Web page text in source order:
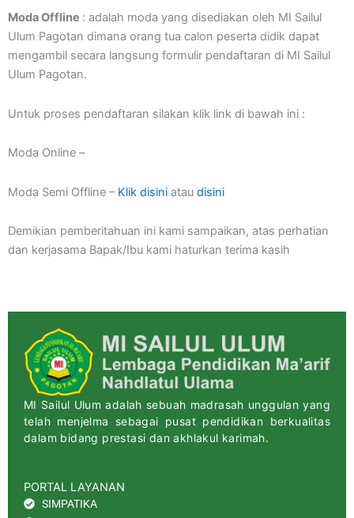
Moda Offline : adalah moda yang disediakan oleh MI Sailul
Ulum Pagotan dimana orang tua calon peserta didik dapat
mengambil secara langsung formulir pendaftaran di MI Sailul
Ulum Pagotan.
Untuk proses pendaftaran silakan klik link di bawah ini :
Moda Online –
Moda Semi Offline – Klik disini atau disini
Demikian pemberitahuan ini kami sampaikan, atas perhatian
dan kerjasama Bapak/Ibu kami haturkan terima kasih
MI Sailul Ulum adalah sebuah madrasah unggulan yang
telah menjelma sebagai pusat pendidikan berkualitas
dalam bidang prestasi dan akhlakul karimah.
PORTAL LAYANAN
SIMPATIKA